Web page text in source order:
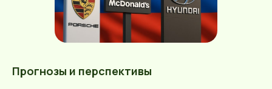
Прогнозы и перспективы